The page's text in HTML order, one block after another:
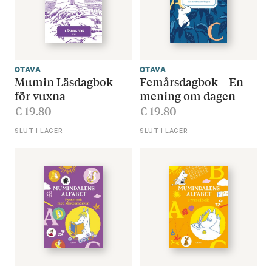
OTAVA
Mumin Läsdagbok –
för vuxna
€19.80
SLUT I LAGER
OTAVA
Femårsdagbok – En
mening om dagen
€19.80
SLUT I LAGER